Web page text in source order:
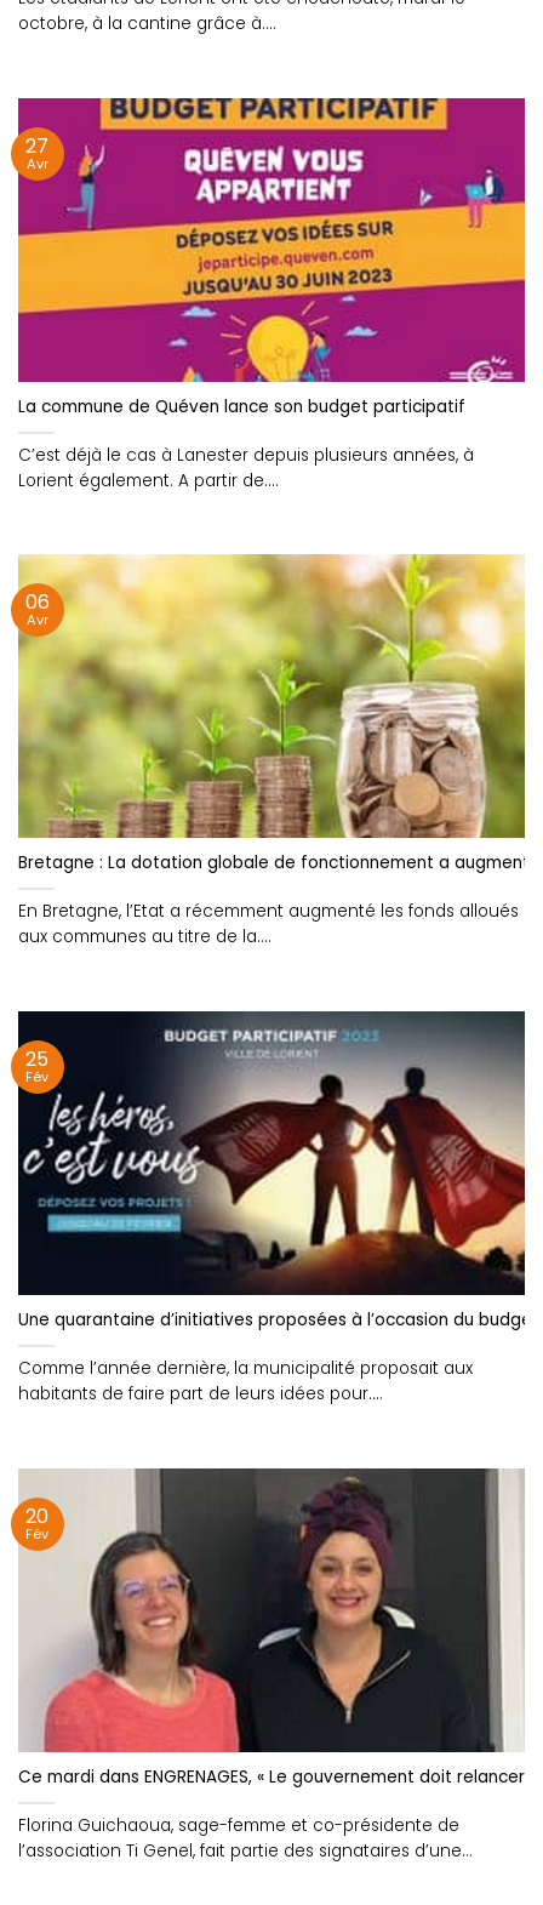
octobre, à la cantine grâce à....
La commune de Quéven lance son budget participatif
C’est déjà le cas à Lanester depuis plusieurs années, à
Lorient également. A partir de....
27
Avr
Bretagne : La dotation globale de fonctionnement a augmenté
En Bretagne, l’Etat a récemment augmenté les fonds alloués
aux communes au titre de la....
06
Avr
Une quarantaine d’initiatives proposées à l’occasion du
Comme l’année dernière, la municipalité proposait aux
habitants de faire part de leurs idées pour....
25
Fév
Ce mardi dans ENGRENAGES, « Le gouvernement doit
Florina Guichaoua, sage-femme et co-présidente de
l’association Ti Genel, fait partie des signataires d’une
20
Fév